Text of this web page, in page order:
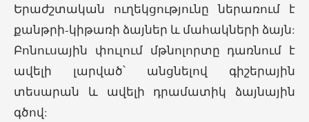
Երաժշտական ուղեկցությունը ներառում է
քանթրի-կիթառի ձայներ և մահակների ձայն:
Բոնուսային փուլում մթնոլորտը դառնում է
ավելի լարված՝ անցնելով գիշերային
տեսարան և ավելի դրամատիկ ձայնային
գծով: